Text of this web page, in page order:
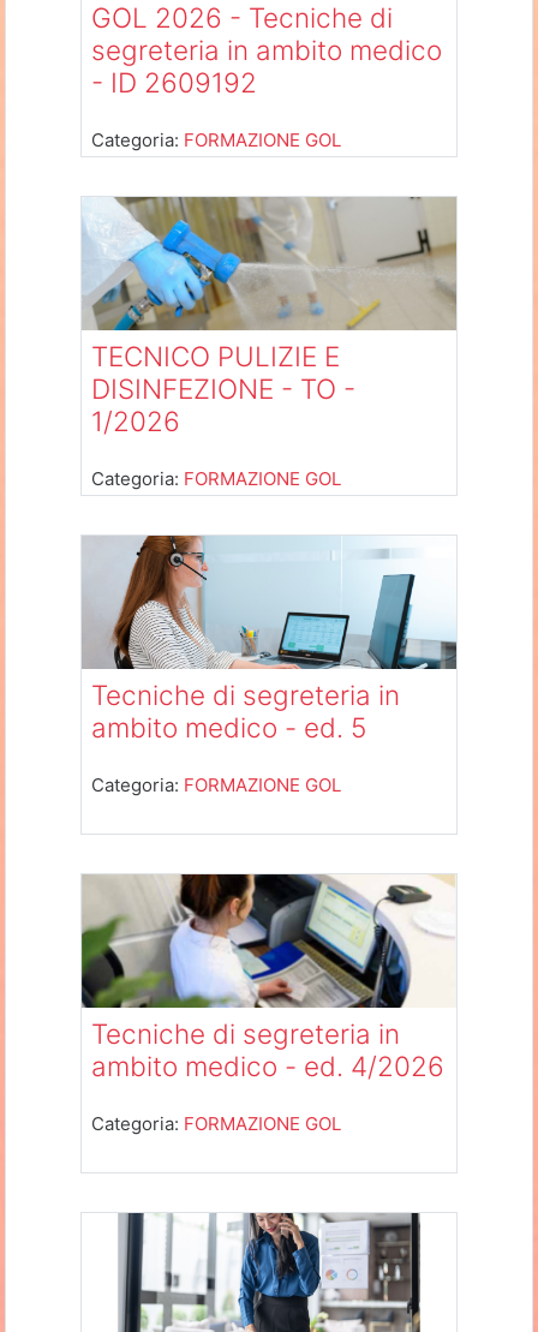
GOL 2026 - Tecniche di
segreteria in ambito medico
- ID 2609192
Categoria: FORMAZIONE GOL
Docente: Paolo D'Andrea
TECNICO PULIZIE E
DISINFEZIONE - TO -
1/2026
Categoria: FORMAZIONE GOL
Tecniche di segreteria in
ambito medico - ed. 5
Categoria: FORMAZIONE GOL
Tecniche di segreteria in
ambito medico - ed. 4/2026
Categoria: FORMAZIONE GOL